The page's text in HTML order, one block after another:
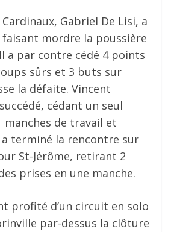
Gabriel De Lisi, a
mordre la poussière
a par contre cédé 4 points
sûrs et 3 buts sur
la défaite. Vincent
cédant un seul
manches de travail et
a terminé la rencontre sur
St-Jérôme, retirant 2
prises en une manche.
profité d’un circuit en solo
par-dessus la clôture